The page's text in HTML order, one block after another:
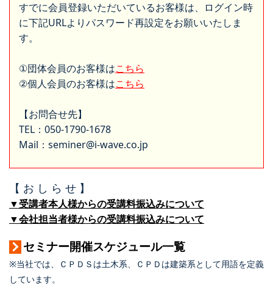
すでに会員登録いただいているお客様は、ログイン時
に下記URLよりパスワード再設定をお願いいたしま
す。
①団体会員のお客様はこちら
②個人会員のお客様はこちら
【お問合せ先】
TEL：050-1790-1678
Mail：seminer@i-wave.co.jp
【 お し ら せ 】
▼受講者本人様からの受講料振込みについて
▼会社担当者様からの受講料振込みについて
セミナー開催スケジュール一覧
※当社では、ＣＰＤＳは土木系、ＣＰＤは建築系として用語を定義
しています。